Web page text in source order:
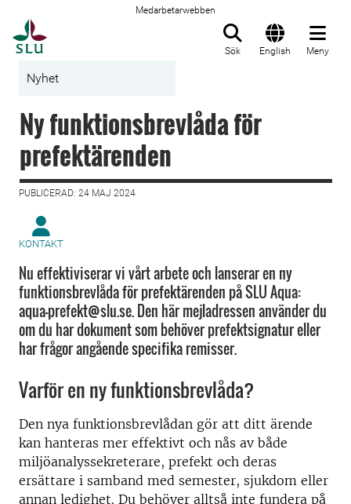
Medarbetarwebben
Sök English Meny
Nyhet
Ny funktionsbrevlåda för
prefektärenden
PUBLICERAD: 24 MAJ 2024
KONTAKT
Nu effektiviserar vi vårt arbete och lanserar en ny
funktionsbrevlåda för prefektärenden på SLU Aqua:
aqua-prefekt@slu.se. Den här mejladressen använder du
om du har dokument som behöver prefektsignatur eller
har frågor angående specifika remisser.
Varför en ny funktionsbrevlåda?
Den nya funktionsbrevlådan gör att ditt ärende
kan hanteras mer effektivt och nås av både
miljöanalyssekreterare, prefekt och deras
ersättare i samband med semester, sjukdom eller
annan ledighet. Du behöver alltså inte fundera på